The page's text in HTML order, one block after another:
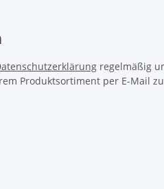
regelmäßig
Produktsortiment per E-Mail